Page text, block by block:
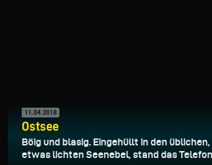
11.04.2018
Ostsee
Böig und blasig. Eingehüllt in den
etwas lichten Seenebel, stand das